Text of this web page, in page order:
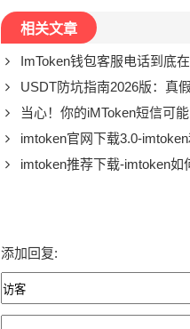
相关文章
ImToken钱包客服电话到底
USDT防坑指南2026版：真
当心！你的iMToken短信可能引发
imtoken官网下载3.0-
imtoken推荐下载-imtoken如
添加回复: